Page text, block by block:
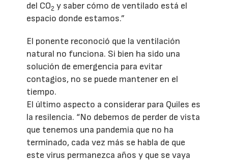
del CO2 y saber cómo de ventilado está el
espacio donde estamos.”
El ponente reconoció que la ventilación
natural no funciona. Si bien ha sido una
solución de emergencia para evitar
contagios, no se puede mantener en el
tiempo.
El último aspecto a considerar para Quiles es
la resilencia. “No debemos de perder de vista
que tenemos una pandemia que no ha
terminado, cada vez más se habla de que
este virus permanezca años y que se vaya